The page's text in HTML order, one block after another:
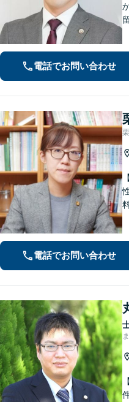
電話でお問い合わせ
電話でお問い合わせ